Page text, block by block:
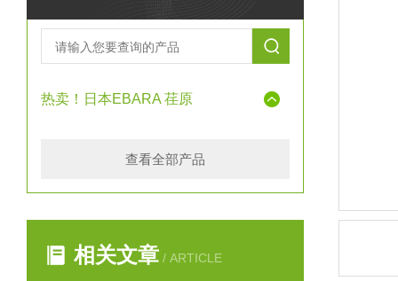
热卖！日本EBARA 荏原
查看全部产品
相关文章 / ARTICLE